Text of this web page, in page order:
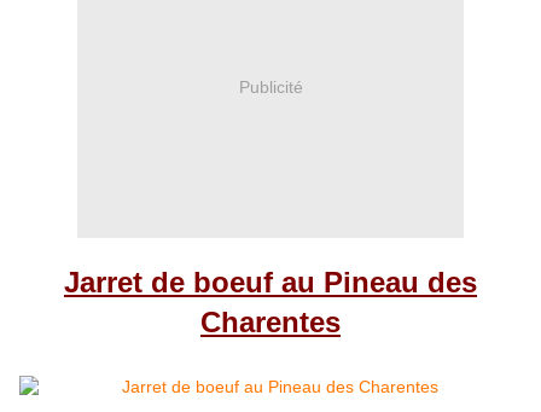
Publicité
Jarret de boeuf au Pineau des
Charentes